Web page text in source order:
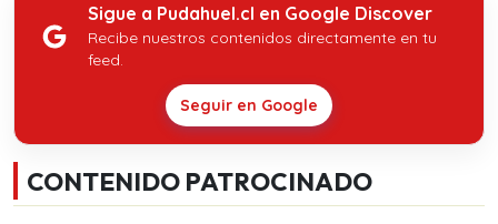
Sigue a Pudahuel.cl en Google Discover
Recibe nuestros contenidos directamente en tu
feed.
Seguir en Google
CONTENIDO PATROCINADO